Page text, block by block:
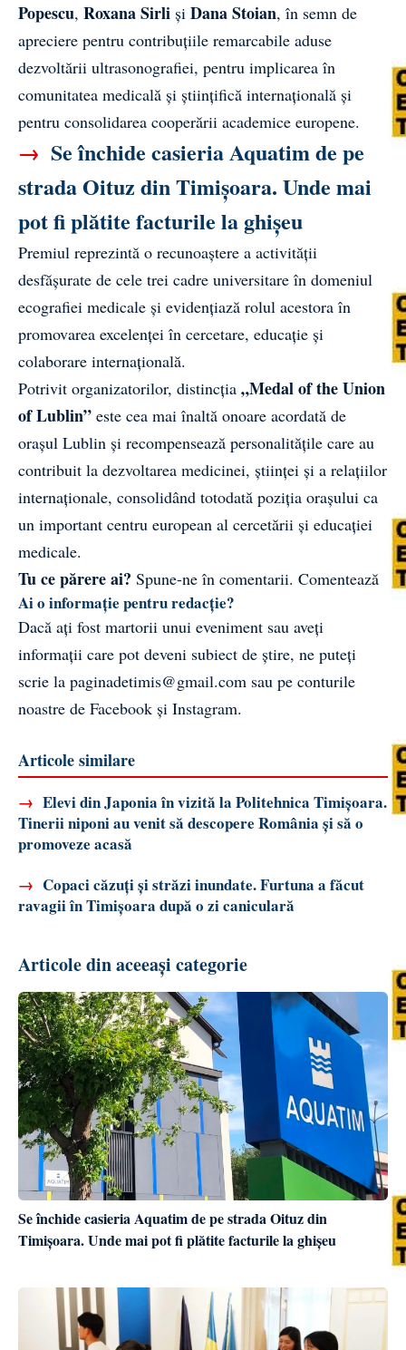
Popescu, Roxana Sirli și Dana Stoian, în semn de
apreciere pentru contribuțiile remarcabile aduse
dezvoltării ultrasonografiei, pentru implicarea în
comunitatea medicală și științifică internațională și
pentru consolidarea cooperării academice europene.
→ Se închide casieria Aquatim de pe
strada Oituz din Timișoara. Unde mai
pot fi plătite facturile la ghișeu
Premiul reprezintă o recunoaștere a activității
desfășurate de cele trei cadre universitare în domeniul
ecografiei medicale și evidențiază rolul acestora în
promovarea excelenței în cercetare, educație și
colaborare internațională.
Potrivit organizatorilor, distincția „Medal of the Union
of Lublin” este cea mai înaltă onoare acordată de
orașul Lublin și recompensează personalitățile care au
contribuit la dezvoltarea medicinei, științei și a relațiilor
internaționale, consolidând totodată poziția orașului ca
un important centru european al cercetării și educației
medicale.
Tu ce părere ai? Spune-ne în comentarii. Comentează
Ai o informație pentru redacție?
Dacă ați fost martorii unui eveniment sau aveți
informații care pot deveni subiect de știre, ne puteți
scrie la paginadetimis@gmail.com sau pe conturile
noastre de Facebook și Instagram.
Articole similare
→ Elevi din Japonia în vizită la Politehnica Timișoara.
Tinerii niponi au venit să descopere România și să o
promoveze acasă
→ Copaci căzuți și străzi inundate. Furtuna a făcut
ravagii în Timișoara după o zi caniculară
Articole din aceeași categorie
Se închide casieria Aquatim de pe strada Oituz din
Timișoara. Unde mai pot fi plătite facturile la ghișeu